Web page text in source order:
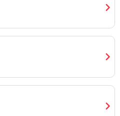
chevron_right
chevron_right
chevron_right